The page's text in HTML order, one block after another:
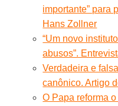
importante” para
Hans Zollner
“Um novo
abusos”.
Verdadeira e
canônico. Artigo
O Papa reforma